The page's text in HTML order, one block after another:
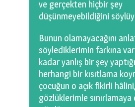
ve gerçekten hiçbir şey
düşünmeyebildiğini
Bunun olamayacağını
söylediklerimin farkına
kadar yanlış bir şey
herhangi bir kısıtlama
çocuğun o açık fikirli
gözlüklerimle sınırlamaya